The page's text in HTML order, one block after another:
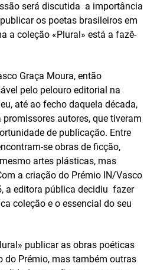
será discutida a importância
os poetas brasileiros em
a coleção «Plural» está a fazê-
Graça Moura, então
pelo pelouro editorial na
até ao fecho daquela década,
autores, que tiveram
de publicação. Entre
se obras de ficção,
artes plásticas, mas
a criação do Prémio IN/Vasco
a editora pública decidiu fazer
coleção e o essencial do seu
publicar as obras poéticas
Prémio, mas também outras